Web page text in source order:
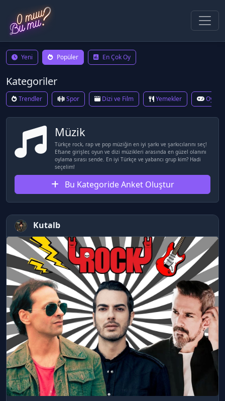
Yeni Popüler En Çok Oy
Kategoriler
Trendler Spor Dizi ve Film Yemekler Oyun
Müzik
Türkçe rock, rap ve pop müziğin en iyi şarkı ve şarkıcılarını seç!
Efsane girişler, oyun ve dizi müzikleri arasında en güzel olanını
oylama sırası sende. En iyi Türkçe ve yabancı grup kim? Hadi
seçelim!
Bu Kategoride Anket Oluştur
Kutalb